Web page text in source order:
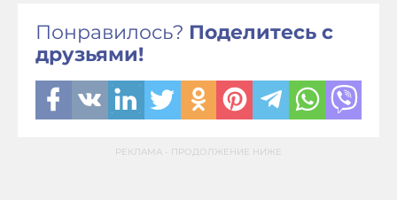
Понравилось? Поделитесь с
друзьями!
РЕКЛАМА - ПРОДОЛЖЕНИЕ НИЖЕ